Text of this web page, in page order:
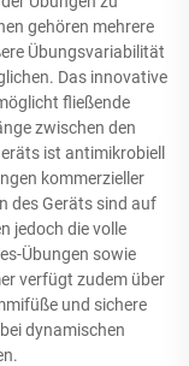
gehören mehrere
Übungsvariabilität
Das innovative
fließende
zwischen den
ist antimikrobiell
kommerzieller
des Geräts sind auf
jedoch die volle
Übungen sowie
verfügt zudem über
und sichere
dynamischen